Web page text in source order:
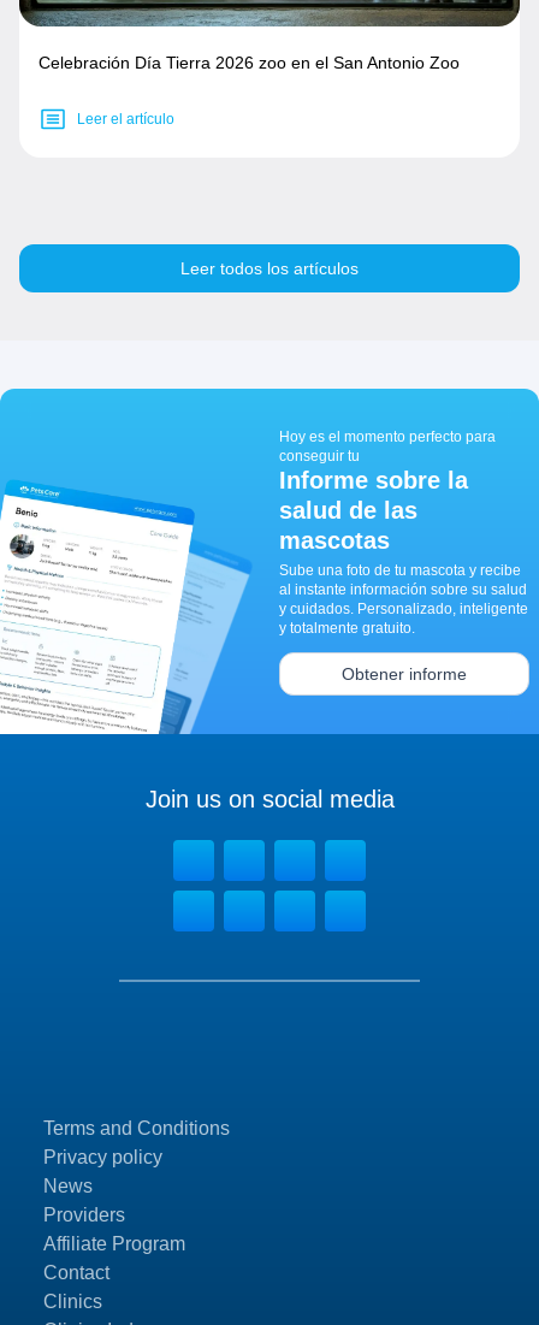
Celebración Día Tierra 2026 zoo en el San Antonio Zoo
Leer el artículo
Leer todos los artículos
Hoy es el momento perfecto para
conseguir tu
Informe sobre la
salud de las
mascotas
Sube una foto de tu mascota y recibe
al instante información sobre su salud
y cuidados. Personalizado, inteligente
y totalmente gratuito.
Obtener informe
Terms and Conditions
Privacy policy
News
Providers
Affiliate Program
Contact
Clinics
Join us on social media